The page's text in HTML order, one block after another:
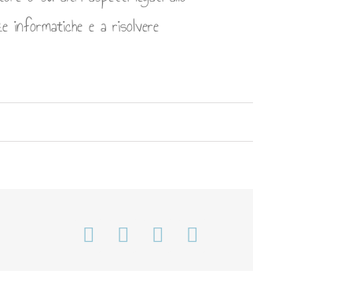
informatiche e a risolvere
Facebook
WhatsApp
Telegram
Email